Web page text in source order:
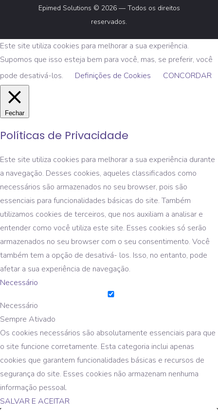
Epimed Solutions © 2026 — Todos os direitos
reservados.
Este site utiliza cookies para melhorar a sua experiência.
Supomos que isso esteja bem para você, mas, se preferir, você
pode desativá-los.
Definições de Cookies CONCORDAR
Fechar
Políticas de Privacidade
Este site utiliza cookies para melhorar a sua experiência durante
a navegação. Desses cookies, aqueles classificados como
necessários são armazenados no seu browser, pois são
essenciais para funcionalidades básicas do site. Também
utilizamos cookies de terceiros, que nos auxiliam a analisar e
entender como você utiliza este site. Esses cookies só serão
armazenados no seu browser com o seu consentimento. Você
também tem a opção de desativá- los. Isso, no entanto, pode
afetar a sua experiência de navegação.
Necessário
Necessário
Sempre Ativado
Os cookies necessários são absolutamente essenciais para que
o site funcione corretamente. Esta categoria inclui apenas
cookies que garantem funcionalidades básicas e recursos de
segurança do site. Esses cookies não armazenam nenhuma
informação pessoal.
SALVAR E ACEITAR